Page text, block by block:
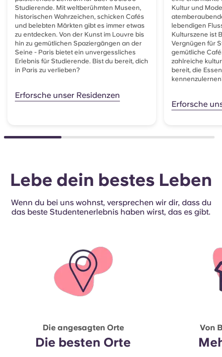
Studierende. Mit weltberühmten Museen,
historischen Wahrzeichen, schicken Cafés
und belebten Märkten gibt es immer etwas
zu entdecken. Von der Kunst im Louvre bis
hin zu gemütlichen Spaziergängen an der
Seine - Paris bietet ein unvergessliches
Erlebnis für Studierende. Bist du bereit, dich
in Paris zu verlieben?
Erforsche unser Residenzen
Kultur und
lebendigen
Kulturszene ist
Vergnügen für
gemütliche
zahlreiche
bereit, die
Erforsche
Lebe dein bestes Leben
Wenn du bei uns wohnst, versprechen wir dir, dass du
das beste Studentenerlebnis haben wirst, das es gibt.
Die angesagten Orte
Die besten Orte
Von